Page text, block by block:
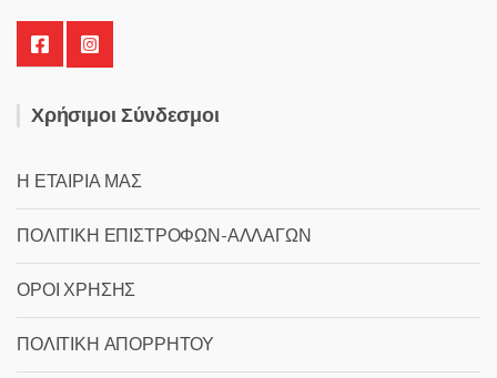
Χρήσιμοι Σύνδεσμοι
Η ΕΤΑΙΡΙΑ ΜΑΣ
ΠΟΛΙΤΙΚΗ ΕΠΙΣΤΡΟΦΩΝ-ΑΛΛΑΓΩΝ
ΟΡΟΙ ΧΡΗΣΗΣ
ΠΟΛΙΤΙΚΗ ΑΠΟΡΡΗΤΟΥ